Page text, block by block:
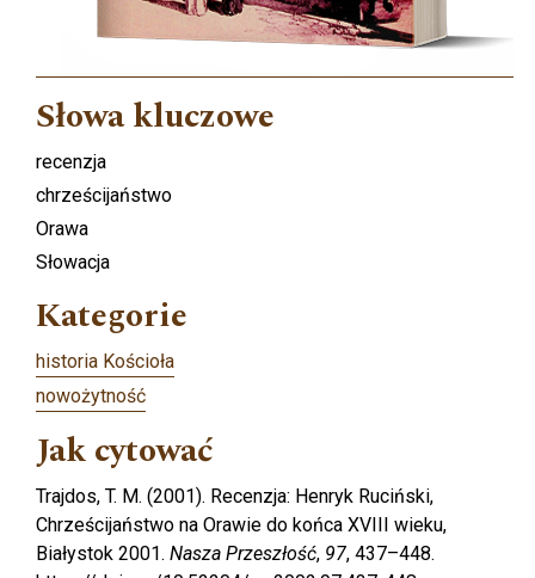
Słowa kluczowe
recenzja
chrześcijaństwo
Orawa
Słowacja
Kategorie
historia Kościoła
nowożytność
Jak cytować
Trajdos, T. M. (2001). Recenzja: Henryk Ruciński,
Chrześcijaństwo na Orawie do końca XVIII wieku,
Białystok 2001. Nasza Przeszłość, 97, 437–448.